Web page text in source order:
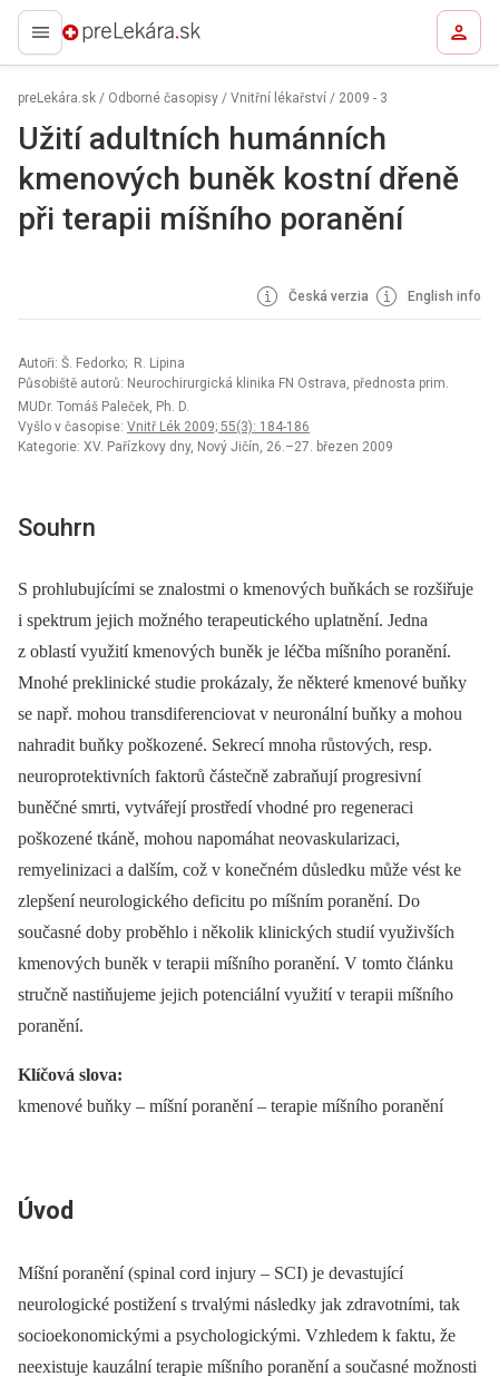
preLekára.sk
preLekára.sk / Odborné časopisy / Vnitřní lékařství / 2009 - 3
Užití adultních humánních
kmenových buněk kostní dřeně
při terapii míšního poranění
Česká verzia English info
Autoři: Š. Fedorko; R. Lipina
Působiště autorů: Neurochirurgická klinika FN Ostrava, přednosta prim.
MUDr. Tomáš Paleček, Ph. D.
Vyšlo v časopise: Vnitř Lék 2009; 55(3): 184-186
Kategorie: XV. Pařízkovy dny, Nový Jičín, 26.–27. březen 2009
Souhrn
S prohlubujícími se znalostmi o kmenových buňkách se rozšiřuje
i spektrum jejich možného terapeutického uplatnění. Jedna
z oblastí využití kmenových buněk je léčba míšního poranění.
Mnohé preklinické studie prokázaly, že ně­kte­ré kmenové buňky
se např. mohou transdiferenciovat v neuronální buňky a mohou
nahradit buňky poškozené. Sekrecí mnoha růstových, resp.
neuroprotektivních faktorů částečně zabraňují progresivní
buněčné smrti, vytvářejí prostředí vhodné pro regeneraci
poškozené tkáně, mohou napomáhat neovaskularizaci,
remyelinizaci a dalším, což v konečném důsledku může vést ke
zlepšení neurologického deficitu po míšním poranění. Do
současné doby proběhlo i několik klinických studií využivších
kmenových buněk v terapii míšního poranění. V tomto článku
stručně nastiňujeme jejich potenciální využití v terapii míšního
poranění.
Klíčová slova:
kmenové buňky –⁠ míšní poranění –⁠ terapie míšního poranění
Úvod
Míšní poranění (spinal cord injury –⁠ SCI) je devastující
neurologické postižení s trvalými následky jak zdravotními, tak
socioekonomickými a psychologickými. Vzhledem k faktu, že
neexi­stuje kauzální terapie míšního poranění a současné možnosti